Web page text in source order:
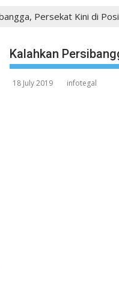
Persekat Kini di
Kalahkan
18 July 2019 infotegal